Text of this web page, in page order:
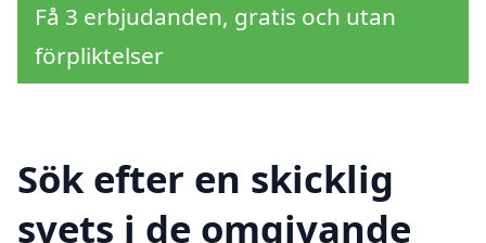
Få 3 erbjudanden, gratis och utan
förpliktelser
Sök efter en skicklig
svets i de omgivande